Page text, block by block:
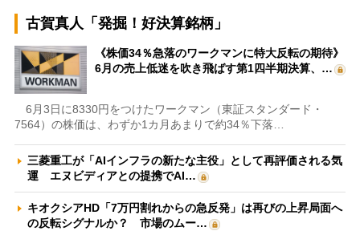
古賀真人「発掘！好決算銘柄」
《株価34％急落のワークマンに特大反転の期待》
6月の売上低迷を吹き飛ばす第1四半期決算、…
6月3日に8330円をつけたワークマン（東証スタンダード・
7564）の株価は、わずか1カ月あまりで約34％下落…
三菱重工が「AIインフラの新たな主役」として再評価される気
運 エヌビディアとの提携でAI…
キオクシアHD「7万円割れからの急反発」は再びの上昇局面へ
の反転シグナルか？ 市場のムー…